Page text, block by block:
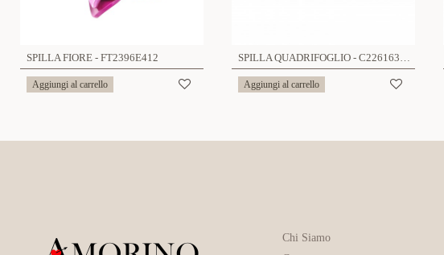
SPILLA FIORE - FT2396E412
Aggiungi al carrello
SPILLA QUADRIFOGLIO - C22616352C88
Aggiungi al carrello
Chi Siamo